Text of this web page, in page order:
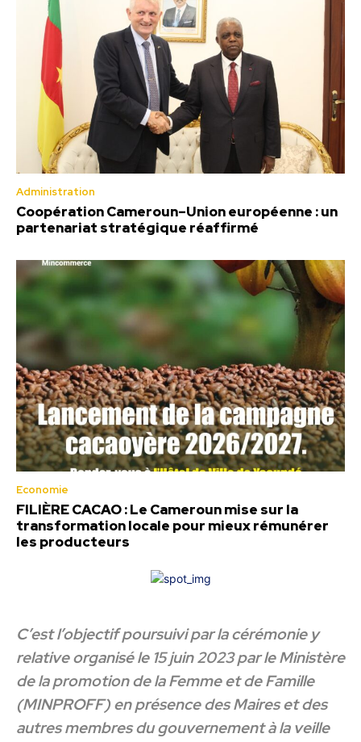
Administration
Coopération Cameroun–Union européenne : un
partenariat stratégique réaffirmé
Economie
FILIÈRE CACAO : Le Cameroun mise sur la
transformation locale pour mieux rémunérer
les producteurs
C’est l’objectif poursuivi par la cérémonie y
relative organisé le 15 juin 2023 par le Ministère
de la promotion de la Femme et de Famille
(MINPROFF) en présence des Maires et des
autres membres du gouvernement à la veille